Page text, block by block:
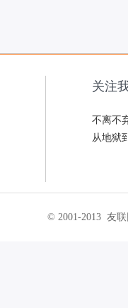
关注
不离不
从地狱
© 2001-2013 友联